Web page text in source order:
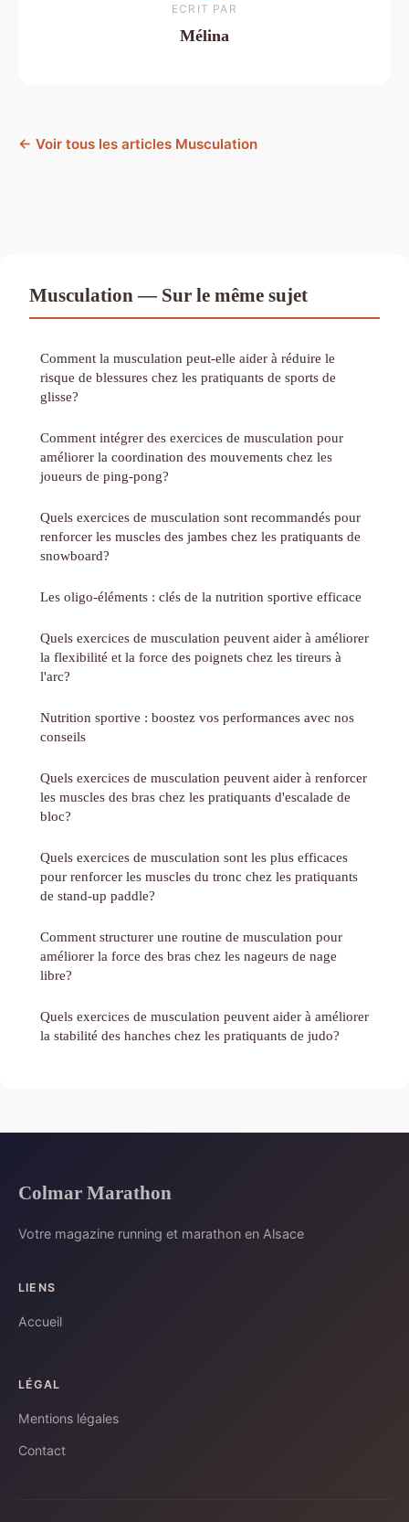
ECRIT PAR
Mélina
← Voir tous les articles Musculation
Musculation — Sur le même sujet
Comment la musculation peut-elle aider à réduire le
risque de blessures chez les pratiquants de sports de
glisse?
Comment intégrer des exercices de musculation pour
améliorer la coordination des mouvements chez les
joueurs de ping-pong?
Quels exercices de musculation sont recommandés pour
renforcer les muscles des jambes chez les pratiquants de
snowboard?
Les oligo-éléments : clés de la nutrition sportive efficace
Quels exercices de musculation peuvent aider à améliorer
la flexibilité et la force des poignets chez les tireurs à
l'arc?
Nutrition sportive : boostez vos performances avec nos
conseils
Quels exercices de musculation peuvent aider à renforcer
les muscles des bras chez les pratiquants d'escalade de
bloc?
Quels exercices de musculation sont les plus efficaces
pour renforcer les muscles du tronc chez les pratiquants
de stand-up paddle?
Comment structurer une routine de musculation pour
améliorer la force des bras chez les nageurs de nage
libre?
Quels exercices de musculation peuvent aider à améliorer
la stabilité des hanches chez les pratiquants de judo?
Colmar Marathon
Votre magazine running et marathon en Alsace
LIENS
Accueil
LÉGAL
Mentions légales
Contact